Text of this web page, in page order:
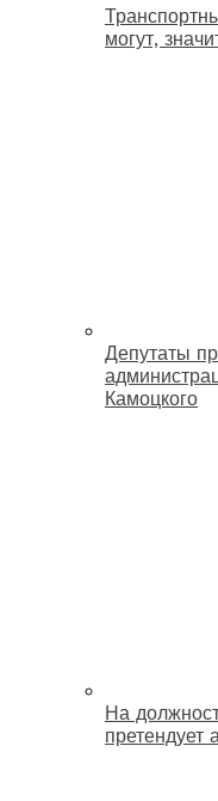
могут,
Депутаты
Камоцкого
На
претендует